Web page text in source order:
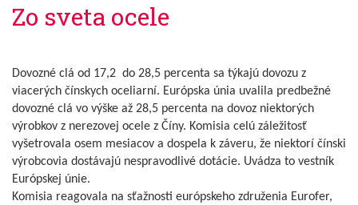
Zo sveta ocele
Dovozné clá od 17,2 do 28,5 percenta sa týkajú dovozu z
viacerých čínskych oceliarní. Európska únia uvalila predbežné
dovozné clá vo výške až 28,5 percenta na dovoz niektorých
výrobkov z nerezovej ocele z Číny. Komisia celú záležitosť
vyšetrovala osem mesiacov a dospela k záveru, že niektorí čínski
výrobcovia dostávajú nespravodlivé dotácie. Uvádza to vestník
Európskej únie.
Komisia reagovala na sťažnosti európskeho združenia Eurofer,